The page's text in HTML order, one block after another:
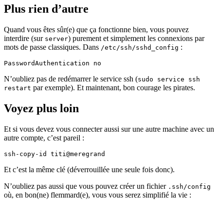
Plus rien d’autre
Quand vous êtes sûr(e) que ça fonctionne bien, vous pouvez
interdire (sur server) purement et simplement les connexions par
mots de passe classiques. Dans /etc/ssh/sshd_config :
N’oubliez pas de redémarrer le service ssh (sudo service ssh
restart par exemple). Et maintenant, bon courage les pirates.
Voyez plus loin
Et si vous devez vous connecter aussi sur une autre machine avec un
autre compte, c’est pareil :
Et c’est la même clé (déverrouillée une seule fois donc).
N’oubliez pas aussi que vous pouvez créer un fichier .ssh/config
où, en bon(ne) flemmard(e), vous vous serez simplifié la vie :